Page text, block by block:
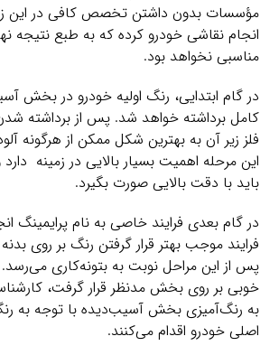
مؤسسات بدون داشتن تخصص کافی در این
انجام نقاشی خودرو کرده که به طبع نتیجه
مناسبی نخواهد بود.
در گام ابتدایی، رنگ اولیه خودرو در بخش
کامل برداشته خواهد شد. پس از برداشته
فلز زیر آن به بهترین شکل ممکن از هرگونه
این مرحله اهمیت بسیار بالایی در زمینه
باید با دقت بالایی صورت بگیرد.
در گام بعدی فرایند خاصی به نام پرایمینگ
فرایند موجب بهتر قرار گرفتن رنگ بر روی
پس از این مراحل نوبت به بتونه‌کاری می‌رسد.
خوبی بر روی بخش مدنظر قرار گرفت،
به رنگ‌آمیزی بخش آسیب‌دیده با توجه به
اصلی خودرو اقدام می‌‌‌کنند.